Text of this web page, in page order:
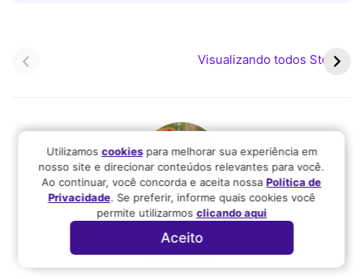
Visualizando todos Stories
PIS/Pasep iniciam em
fevereiro com novas
valor médio superior a R$
Escrito porJennifer Figueiredo
Utilizamos cookiespara melhorar sua experiência em
nosso site e direcionar conteúdos relevantes para você.
Ao continuar, você concorda e aceita nossaPolítica de
Privacidade. Se preferir, informe quais cookies você
permite utilizarmos clicando aqui
Aceito